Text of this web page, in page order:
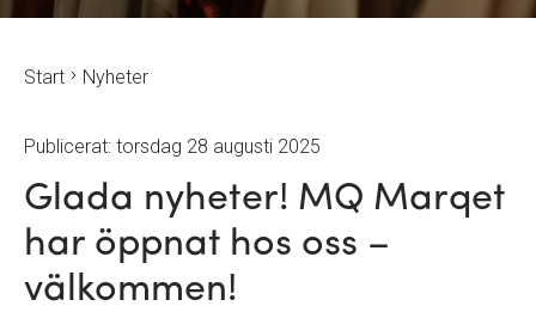
Start Nyheter
Publicerat: torsdag 28 augusti 2025
Glada nyheter! MQ Marqet
har öppnat hos oss –
välkommen!